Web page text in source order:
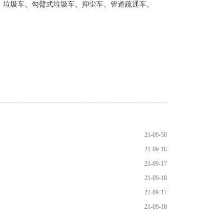
垃圾车、 勾臂式垃圾车、 抑尘车、 管道疏通车。
21-09-30
21-09-18
21-09-17
21-09-18
21-09-17
21-09-18